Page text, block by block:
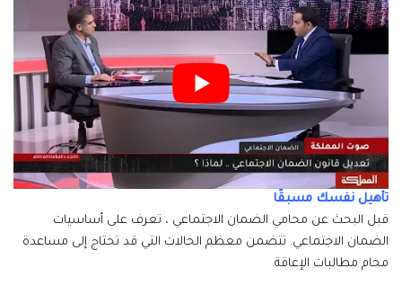
تأهيل نفسك مسبقًا
قبل البحث عن محامي الضمان الاجتماعي ، تعرف على أساسيات
الضمان الاجتماعي. تتضمن معظم الحالات التي قد تحتاج إلى مساعدة
محام مطالبات الإعاقة.